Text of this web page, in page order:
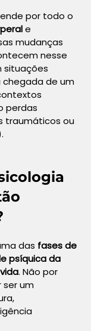
por todo o
e
mudanças
nesse
de um
perdas
traumáticos ou
das fases de
psíquica da
. Não por
um